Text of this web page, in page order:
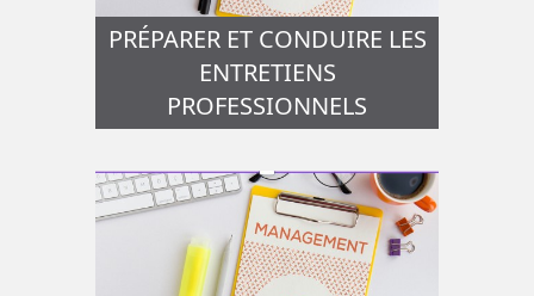
PRÉPARER ET CONDUIRE LES
ENTRETIENS
PROFESSIONNELS